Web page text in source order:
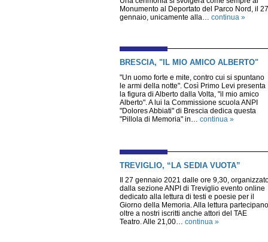
Monumento al Deportato del Parco Nord, il 27
gennaio, unicamente alla… continua »
BRESCIA, "IL MIO AMICO ALBERTO"
"Un uomo forte e mite, contro cui si spuntano
le armi della notte". Così Primo Levi presenta
la figura di Alberto dalla Volta, "il mio amico
Alberto". A lui la Commissione scuola ANPI
"Dolores Abbiati" di Brescia dedica questa
"Pillola di Memoria" in… continua »
TREVIGLIO, “LA SEDIA VUOTA”
Il 27 gennaio 2021 dalle ore 9,30,
dalla sezione ANPI di Treviglio evento online
dedicato alla lettura di testi e poesie per il
Giorno della Memoria. Alla lettura partecipano
oltre a nostri iscritti anche attori del TAE
Teatro. Alle 21,00… continua »